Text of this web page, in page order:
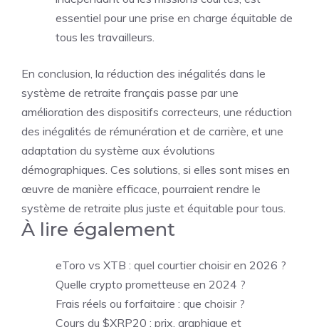
essentiel pour une prise en charge équitable de
tous les travailleurs.
En conclusion, la réduction des inégalités dans le
système de retraite français passe par une
amélioration des dispositifs correcteurs, une réduction
des inégalités de rémunération et de carrière, et une
adaptation du système aux évolutions
démographiques. Ces solutions, si elles sont mises en
œuvre de manière efficace, pourraient rendre le
système de retraite plus juste et équitable pour tous.
À lire également
eToro vs XTB : quel courtier choisir en 2026 ?
Quelle crypto prometteuse en 2024 ?
Frais réels ou forfaitaire : que choisir ?
Cours du $XRP20 : prix, graphique et